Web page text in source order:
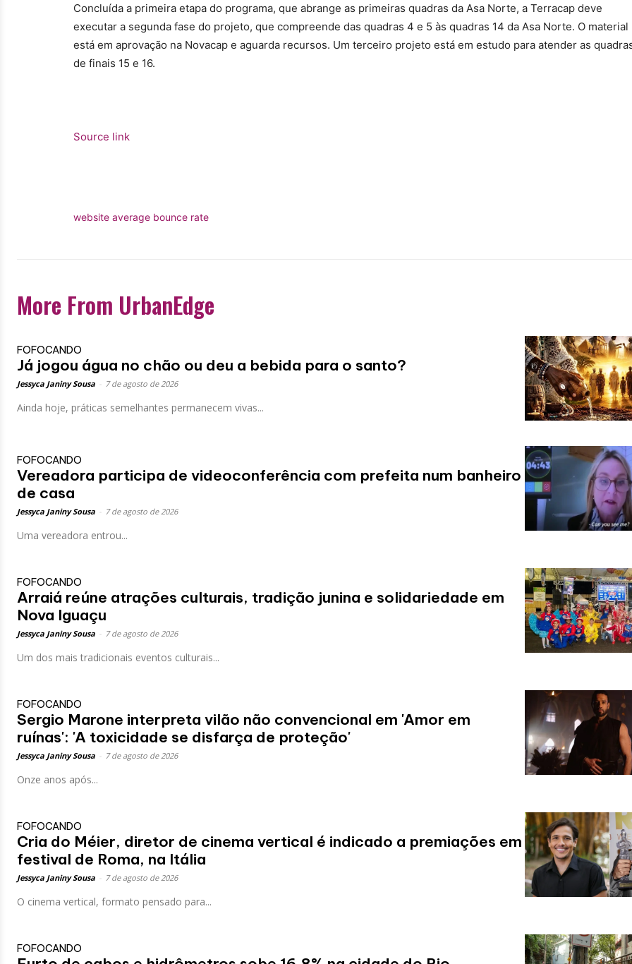
Concluída a primeira etapa do programa, que abrange as primeiras quadras da Asa Norte, a Terracap deve
executar a segunda fase do projeto, que compreende das quadras 4 e 5 às quadras 14 da Asa Norte. O material
está em aprovação na Novacap e aguarda recursos. Um terceiro projeto está em estudo para atender as
de finais 15 e 16.
Source link
website average bounce rate
More From UrbanEdge
FOFOCANDO
Já jogou água no chão ou deu a bebida para o santo?
Jessyca Janiny Sousa 7 de agosto de 2026
Ainda hoje, práticas semelhantes permanecem vivas...
FOFOCANDO
Vereadora participa de videoconferência com prefeita num banheiro
de casa
Jessyca Janiny Sousa 7 de agosto de 2026
Uma vereadora entrou...
FOFOCANDO
Arraiá reúne atrações culturais, tradição junina e solidariedade em
Nova Iguaçu
Jessyca Janiny Sousa 7 de agosto de 2026
Um dos mais tradicionais eventos culturais...
FOFOCANDO
Sergio Marone interpreta vilão não convencional em 'Amor em
ruínas': 'A toxicidade se disfarça de proteção'
Jessyca Janiny Sousa 7 de agosto de 2026
Onze anos após...
FOFOCANDO
Cria do Méier, diretor de cinema vertical é indicado a premiações em
festival de Roma, na Itália
Jessyca Janiny Sousa 7 de agosto de 2026
O cinema vertical, formato pensado para...
FOFOCANDO